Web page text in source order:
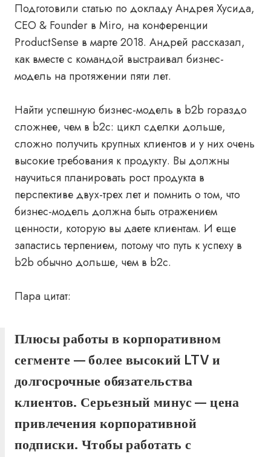
Подготовили статью по докладу Андрея Хусида,
CEO & Founder в Miro, на конференции
ProductSense в марте 2018. Андрей рассказал,
как вместе с командой выстраивал бизнес-
модель на протяжении пяти лет.
Найти успешную бизнес-модель в b2b гораздо
сложнее, чем в b2c: цикл сделки дольше,
сложно получить крупных клиентов и у них очень
высокие требования к продукту. Вы должны
научиться планировать рост продукта в
перспективе двух-трех лет и помнить о том, что
бизнес-модель должна быть отражением
ценности, которую вы даете клиентам. И еще
запастись терпением, потому что путь к успеху в
b2b обычно дольше, чем в b2c.
Пара цитат:
Плюсы работы в корпоративном
сегменте — более высокий LTV и
долгосрочные обязательства
клиентов. Серьезный минус — цена
привлечения корпоративной
подписки. Чтобы работать с